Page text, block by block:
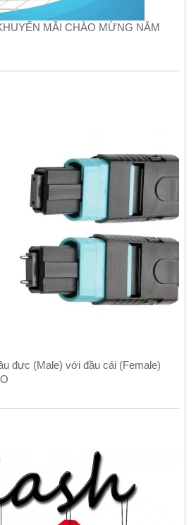
MÃI CHÀO MỪNG NĂM
đực (Male) với đầu cái (Female)